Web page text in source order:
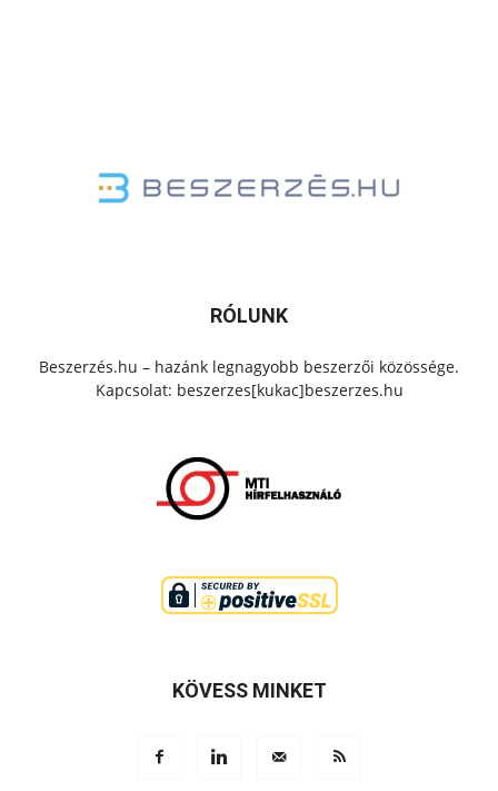
RÓLUNK
Beszerzés.hu – hazánk legnagyobb beszerzői közössége.
Kapcsolat: beszerzes[kukac]beszerzes.hu
KÖVESS MINKET